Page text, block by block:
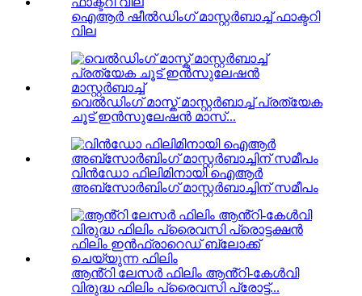
ഐആർ ഷീൽഡിംഗ് മാസ്റ്റർബാച്ച് ഫാക്ടറി
വില
വെൽഡിംഗ് മാസ്ക് മാസ്റ്റർബാച്ച് പ്രത്യേക
ചൂട് ഇൻസുലേഷൻ മാസ്...
വിൻഡോ ഫിലിമിനായി ഐആർ
അബ്സോർബിംഗ് മാസ്റ്റർബാച്ചിന് സമീപം
ആൻ്റി ലേസർ ഫിലിം ആൻ്റി-കേൾവി
വിരുദ്ധ ഫിലിം പ്രൈവസി പ്രോട്ട്...